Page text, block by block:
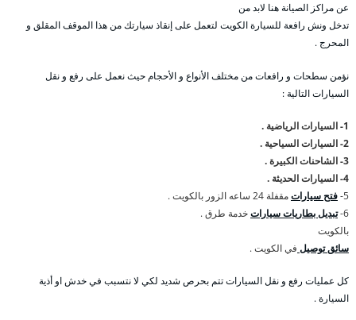
عن مراكز الصيانة هنا لابد من
تدخل ونش رافعة للسيارة الكويت لتعمل على إنقاذ سيارتك من هذا الموقف المقلق و
المحرج .
نؤمن سطحات و رافعات من مختلف الأنواع و الأحجام حيث نعمل على رفع و نقل
السيارات التالية :
1- السيارات الرياضية .
2- السيارات السياحية .
3- الشاحنات الكبيرة .
4- السيارات الحديثة .
5- فتح سياراتمقفلة 24 ساعه الزور بالكويت .
6- تبديل بطاريات سياراتخدمة طرق .
بالكويت
سائق توصيل في الكويت .
كل عمليات رفع و نقل السيارات تتم بحرص شديد لكي لا نتسبب في خدش او أذية
السيارة .